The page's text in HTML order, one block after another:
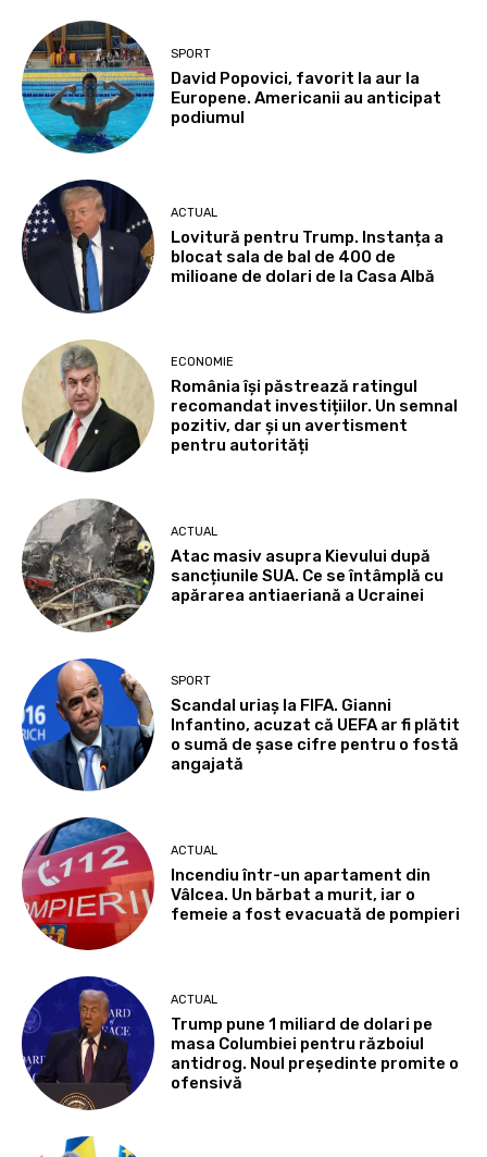
SPORT
David Popovici, favorit la aur la
Europene. Americanii au anticipat
podiumul
ACTUAL
Lovitură pentru Trump. Instanța a
blocat sala de bal de 400 de
milioane de dolari de la Casa Albă
ECONOMIE
România își păstrează ratingul
recomandat investițiilor. Un semnal
pozitiv, dar și un avertisment
pentru autorități
ACTUAL
Atac masiv asupra Kievului după
sancțiunile SUA. Ce se întâmplă cu
apărarea antiaeriană a Ucrainei
SPORT
Scandal uriaș la FIFA. Gianni
Infantino, acuzat că UEFA ar fi plătit
o sumă de șase cifre pentru o fostă
angajată
ACTUAL
Incendiu într-un apartament din
Vâlcea. Un bărbat a murit, iar o
femeie a fost evacuată de pompieri
ACTUAL
Trump pune 1 miliard de dolari pe
masa Columbiei pentru războiul
antidrog. Noul președinte promite o
ofensivă